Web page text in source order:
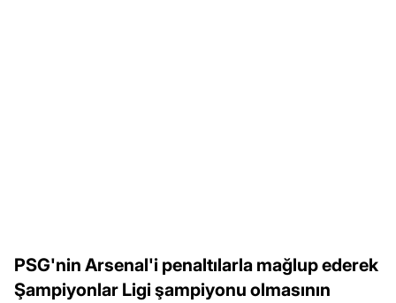
PSG'nin Arsenal'i penaltılarla mağlup ederek
Şampiyonlar Ligi şampiyonu olmasının